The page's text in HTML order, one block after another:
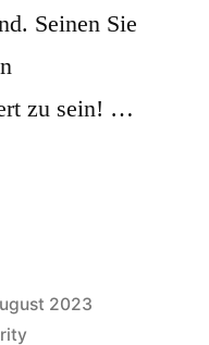
Seinen Sie
zu sein! …
2023